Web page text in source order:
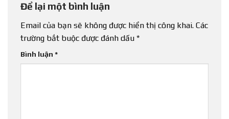
Để lại một bình luận
Email của bạn sẽ không được hiển thị công khai. Các
trường bắt buộc được đánh dấu *
Bình luận *